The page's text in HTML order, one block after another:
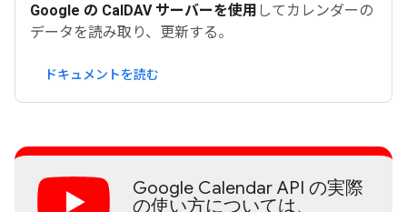
Google の CalDAV サーバーを使用 してカレンダーの
データを読み取り、更新する。
ドキュメントを読む
Google Calendar API の実際
の使い方については、